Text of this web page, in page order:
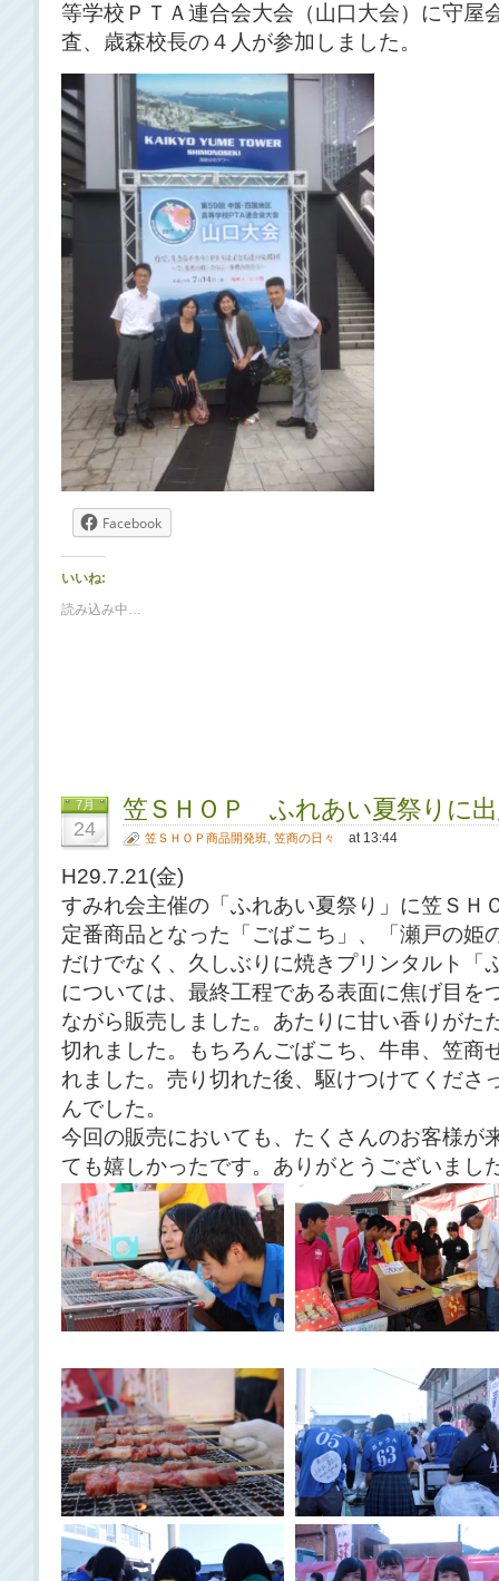
等学校ＰＴＡ連合会大会（山口大会）に守屋
査、歳森校長の４人が参加しました。
Facebook
いいね:
読み込み中…
7月
24
笠ＳＨＯＰ ふれあい夏祭りに
at 13:44
笠ＳＨＯＰ商品開発班 笠商の日々
H29.7.21(金)
すみれ会主催の「ふれあい夏祭り」に笠ＳＨ
定番商品となった「ごばこち」、「瀬戸の姫
だけでなく、久しぶりに焼きプリンタルト「
については、最終工程である表面に焦げ目を
ながら販売しました。あたりに甘い香りがた
切れました。もちろんごばこち、牛串、笠商
れました。売り切れた後、駆けつけてくださ
んでした。
今回の販売においても、たくさんのお客様が
ても嬉しかったです。ありがとうございまし